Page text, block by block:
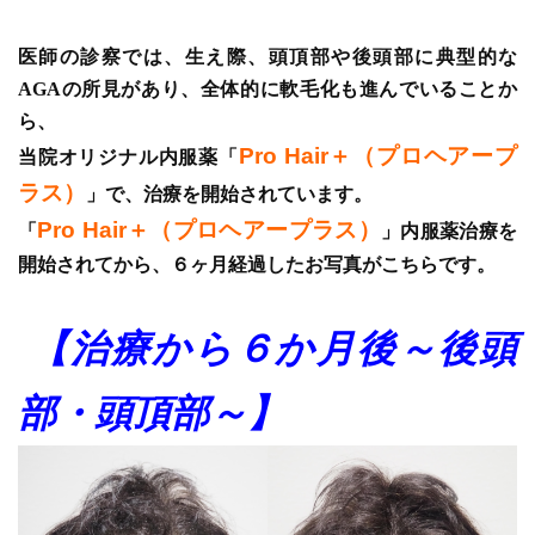
医師の診察では、生え際、頭頂部や後頭部に典型的な
AGAの所見があり、全体的に軟毛化も進んでいることか
ら、
当院オリジナル内服薬「 Pro Hair＋（プロヘアープ
ラス）
」で、治療を開始されています。
「 Pro Hair＋（プロヘアープラス）
」内服薬治療を
開始されてから、６ヶ月 経過したお写真がこちらです。
【治療から６か月後～後頭
部・頭頂部～】